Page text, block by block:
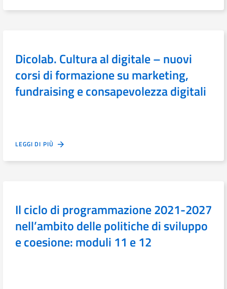
Dicolab. Cultura al digitale – nuovi
corsi di formazione su marketing,
fundraising e consapevolezza digitali
LEGGI DI PIÙ
Il ciclo di programmazione 2021-2027
nell’ambito delle politiche di sviluppo
e coesione: moduli 11 e 12